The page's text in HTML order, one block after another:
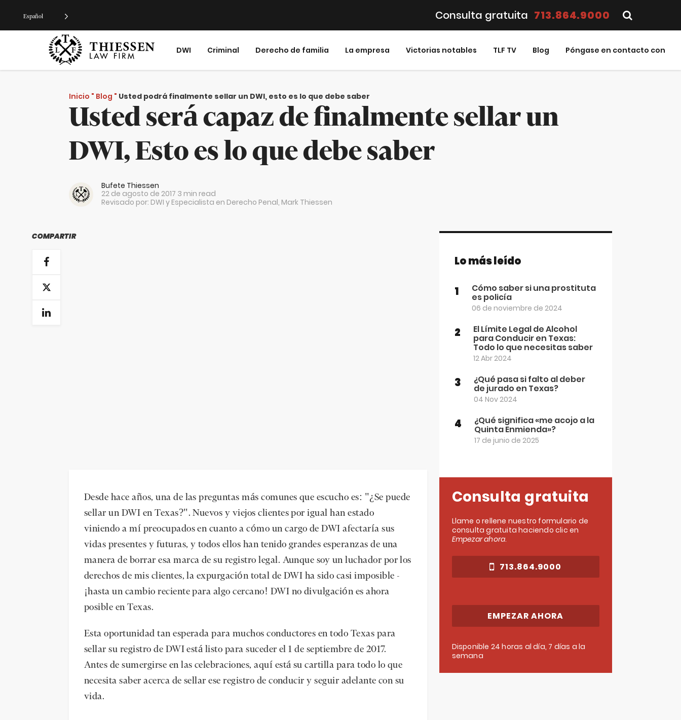
Consulta gratuita 713.864.9000
DWI Criminal Derecho de familia La empresa Victorias notables TLF TV Blog Póngase en contacto con
Inicio " Blog " Usted podrá finalmente sellar un DWI, esto es lo que debe saber
Usted será capaz de finalmente sellar un
DWI, Esto es lo que debe saber
Bufete Thiessen
22 de agosto de 2017 3 min read
Revisado por: DWI y Especialista en Derecho Penal, Mark Thiessen
COMPARTIR
Desde hace años, una de las preguntas más comunes que escucho es: "¿Se puede
sellar un DWI en Texas?". Nuevos y viejos clientes por igual han estado
viniendo a mí preocupados en cuanto a cómo un cargo de DWI afectaría sus
vidas presentes y futuras, y todos ellos han tenido grandes esperanzas de una
manera de borrar esa marca de su registro legal. Aunque soy un luchador por los
derechos de mis clientes, la expurgación total de DWI ha sido casi imposible -
¡hasta un cambio reciente para algo cercano! DWI no divulgación es ahora
posible en Texas.
Esta oportunidad tan esperada para muchos conductores en todo Texas para
sellar su registro de DWI está listo para suceder el 1 de septiembre de 2017.
Antes de sumergirse en las celebraciones, aquí está su cartilla para todo lo que
necesita saber acerca de sellar ese registro de conducir y seguir adelante con su
vida.
Lo más leído
1 Cómo saber si una prostituta
es policía
06 de noviembre de 2024
2 El Límite Legal de Alcohol
para Conducir en Texas:
Todo lo que necesitas saber
12 Abr 2024
3 ¿Qué pasa si falto al deber
de jurado en Texas?
04 Nov 2024
4 ¿Qué significa «me acojo a la
Quinta Enmienda»?
17 de junio de 2025
Consulta gratuita
Llame o rellene nuestro formulario de
consulta gratuita haciendo clic en
Empezar ahora.
713.864.9000
EMPEZAR AHORA
Disponible 24 horas al día, 7 días a la
semana
Español